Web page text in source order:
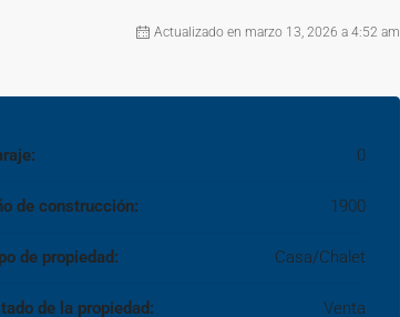
Actualizado en marzo 13, 2026 a 4:52 am
0
de construcción: 1900
de propiedad: Casa/Chalet
de la propiedad: Venta